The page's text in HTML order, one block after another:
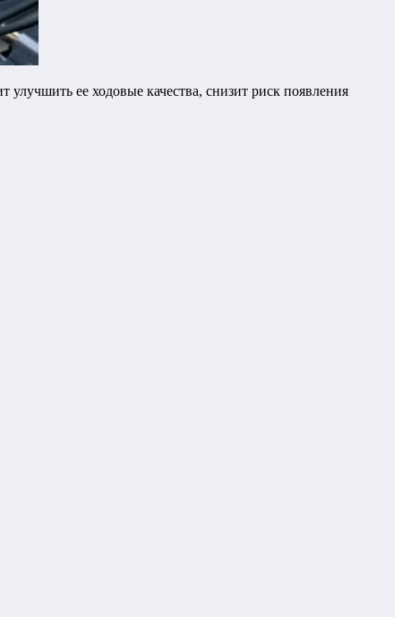
ее ходовые качества, снизит риск появления